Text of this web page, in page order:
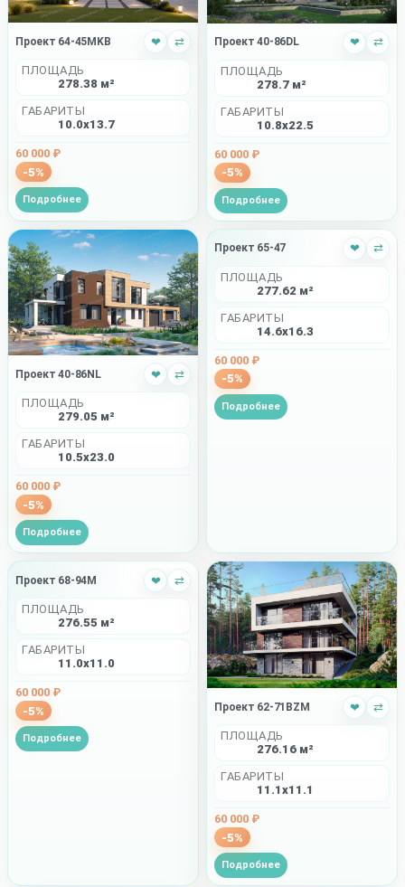
Проект 64-45MKB ❤ ⇄
ПЛОЩАДЬ
278.38 м²
ГАБАРИТЫ
10.0x13.7
60 000 ₽
-5%
Подробнее
Проект 40-86DL ❤ ⇄
ПЛОЩАДЬ
278.7 м²
ГАБАРИТЫ
10.8x22.5
60 000 ₽
-5%
Подробнее
Проект 40-86NL ❤ ⇄
ПЛОЩАДЬ
279.05 м²
ГАБАРИТЫ
10.5x23.0
60 000 ₽
-5%
Подробнее
Проект 65-47 ❤ ⇄
ПЛОЩАДЬ
277.62 м²
ГАБАРИТЫ
14.6x16.3
60 000 ₽
-5%
Подробнее
Проект 68-94M ❤ ⇄
ПЛОЩАДЬ
276.55 м²
ГАБАРИТЫ
11.0x11.0
60 000 ₽
-5%
Подробнее
Проект 62-71BZM ❤ ⇄
ПЛОЩАДЬ
276.16 м²
ГАБАРИТЫ
11.1x11.1
60 000 ₽
-5%
Подробнее